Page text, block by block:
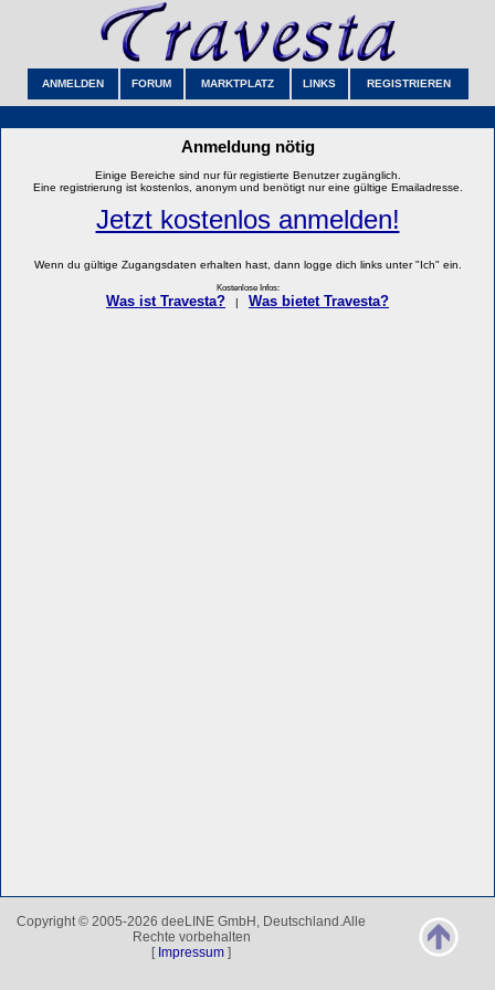
ANMELDEN FORUM MARKTPLATZ LINKS REGISTRIEREN
Anmeldung nötig
Einige Bereiche sind nur für registierte Benutzer zugänglich.
Eine registrierung ist kostenlos, anonym und benötigt nur eine gültige Emailadresse.
Jetzt kostenlos anmelden!
Wenn du gültige Zugangsdaten erhalten hast, dann logge dich links unter "Ich" ein.
Kostenlose Infos:
Was ist Travesta? Was bietet Travesta?
Copyright © 2005-2026 deeLINE GmbH, Deutschland.Alle
Rechte vorbehalten
[ Impressum ]